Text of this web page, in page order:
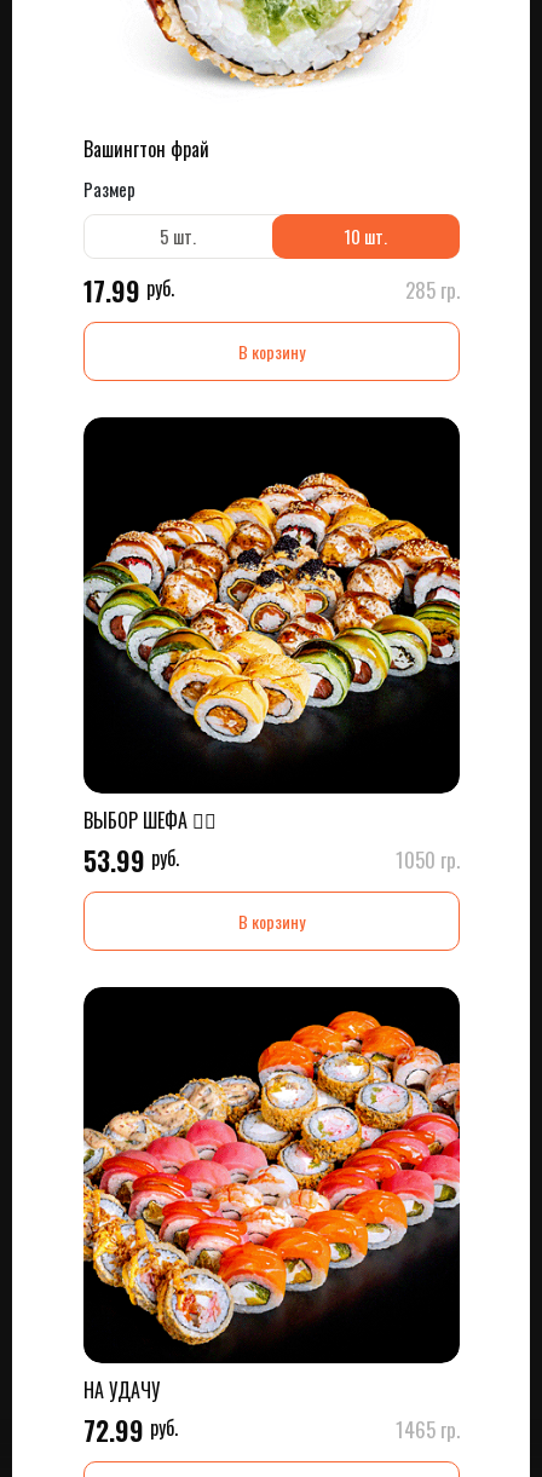
Вашингтон фрай
Размер
5 шт.
10 шт.
17.99 руб. 285 гр.
В корзину
ВЫБОР ШЕФА 👌🏼
53.99 руб. 1050 гр.
В корзину
НА УДАЧУ
72.99 руб. 1465 гр.